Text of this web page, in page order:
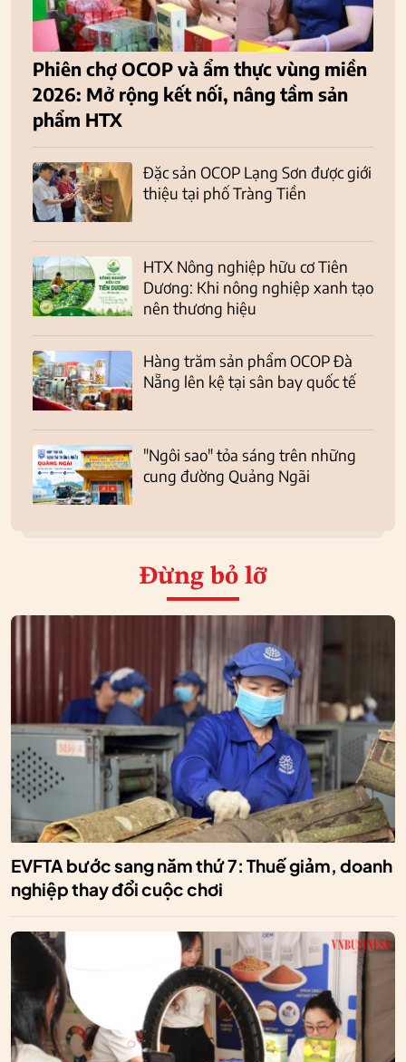
Phiên chợ OCOP và ẩm thực vùng miền
2026: Mở rộng kết nối, nâng tầm sản
phẩm HTX
Đặc sản OCOP Lạng Sơn được giới
thiệu tại phố Tràng Tiền
HTX Nông nghiệp hữu cơ Tiên
Dương: Khi nông nghiệp xanh tạo
nên thương hiệu
Hàng trăm sản phẩm OCOP Đà
Nẵng lên kệ tại sân bay quốc tế
"Ngôi sao" tỏa sáng trên những
cung đường Quảng Ngãi
Đừng bỏ lỡ
EVFTA bước sang năm thứ 7: Thuế giảm, doanh
nghiệp thay đổi cuộc chơi